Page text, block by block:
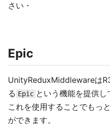
さい・
Epic
UnityReduxMiddlewareは
る Epic という機能を提供し
これを使用することでもっ
ができます。